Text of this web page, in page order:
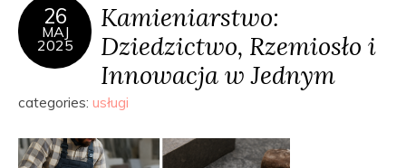
26
MAJ
2025
Kamieniarstwo:
Dziedzictwo, Rzemiosło i
Innowacja w Jednym
categories: usługi